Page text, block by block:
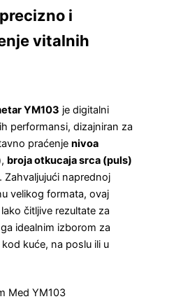
i
vitalnih
YM103 je digitalni
performansi, dizajniran za
praćenje nivoa
, broja otkucaja srca (puls)
. Zahvaljujući naprednoj
velikog formata, ovaj
čitljive rezultate za
idealnim izborom za
kuće, na poslu ili u